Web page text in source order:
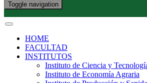
Toggle navigation
HOME
FACULTAD
INSTITUTOS
Instituto de Ciencia y
Instituto de Economía Agraria